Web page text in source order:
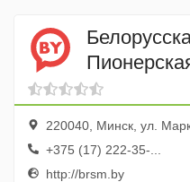
220040, Минск, ул.
+375 (17) 222-35-...
http://brsm.by